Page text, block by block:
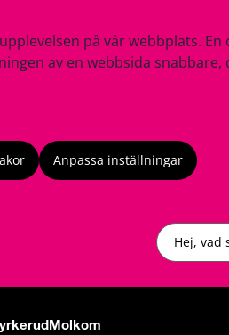
på vår webbplats. En
av en webbsida snabbare,
Anpassa inställningar
Sök
Molkom